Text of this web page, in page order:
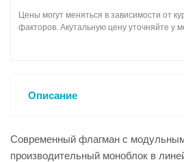
Цены могут меняться в зависимости от
факторов. Акутальную цену уточняйте у
Описание
Современный флагман с
производительный моноблок в